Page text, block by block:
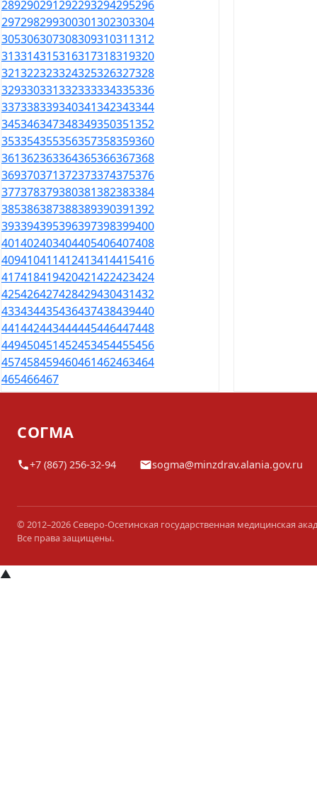
289290291292293294295296
297298299300301302303304
305306307308309310311312
313314315316317318319320
321322323324325326327328
329330331332333334335336
337338339340341342343344
345346347348349350351352
353354355356357358359360
361362363364365366367368
369370371372373374375376
377378379380381382383384
385386387388389390391392
393394395396397398399400
401402403404405406407408
409410411412413414415416
417418419420421422423424
425426427428429430431432
433434435436437438439440
441442443444445446447448
449450451452453454455456
457458459460461462463464
465466467
СОГМА
+7 (867) 256-32-94 sogma@minzdrav.alania.gov.ru
© 2012–2026 Северо-Осетинская государственная медицинская
Все права защищены.
▲